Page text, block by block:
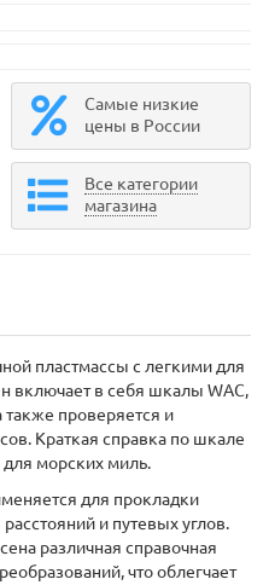
Самые низкие
цены в России
Все категории
магазина
пластмассы с легкими для
включает в себя шкалы WAC,
проверяется и
Краткая справка по шкале
для морских миль.
для прокладки
и путевых углов.
различная справочная
что облегчает